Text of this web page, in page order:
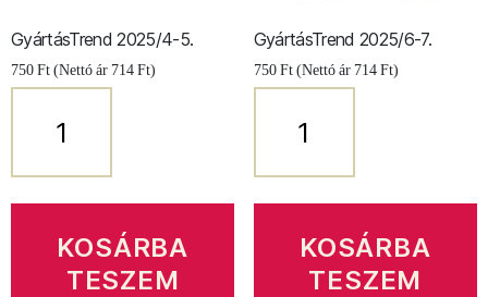
GyártásTrend 2025/4-5.
750Ft(Nettó ár 714Ft)
2025/4-
mennyiség
KOSÁRBA
TESZEM
GyártásTrend 2025/6-7.
750Ft (Nettó ár 714Ft)
2025/6-
mennyiség
KOSÁRBA
TESZEM